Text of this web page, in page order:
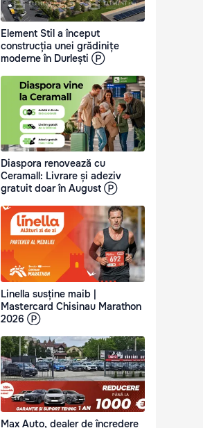
Element Stil a început
construcția unei grădinițe
moderne în Durlești Ⓟ
Diaspora renovează cu
Ceramall: Livrare și adeziv
gratuit doar în August Ⓟ
Linella susține maib |
Mastercard Chisinau Marathon
2026 Ⓟ
Max Auto, dealer de încredere